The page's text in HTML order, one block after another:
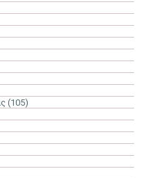
(105)